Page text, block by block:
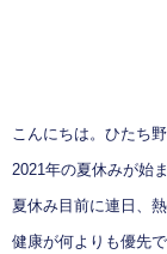
こんにちは。ひたち
2021年の夏休みが始
夏休み目前に連日、
健康が何よりも優先